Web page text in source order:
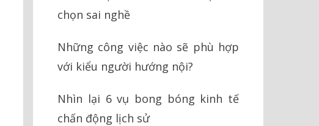
chọn sai nghề
Những công việc nào sẽ phù hợp
với kiểu người hướng nội?
Nhìn lại 6 vụ bong bóng kinh tế
chấn động lịch sử